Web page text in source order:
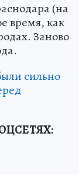
(на
время, как
Заново
сильно